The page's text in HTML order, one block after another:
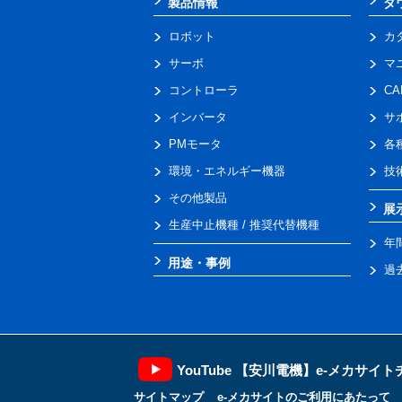
製品情報
ロボット
サーボ
コントローラ
インバータ
PMモータ
環境・エネルギー機器
その他製品
生産中止機種 / 推奨代替機種
用途・事例
ダ
カ
マ
サ
各
技
展
年
過
YouTube 【安川電機】e-メカサイト
サイトマップ e-メカサイトのご利用にあたって